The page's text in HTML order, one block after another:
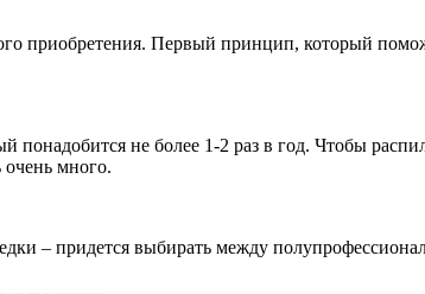
приобретения. Первый принцип, который
не более 1-2 раз в год. Чтобы
много.
– придется выбирать между